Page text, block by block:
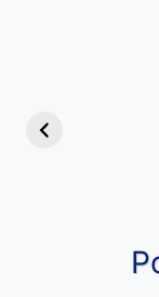
Diferença e